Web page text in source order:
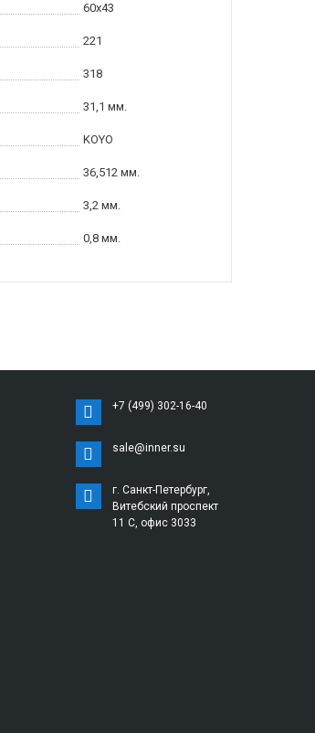
60x43
221
318
31,1 мм.
KOYO
36,512 мм.
3,2 мм.
0,8 мм.
+7 (499) 302-16-40
sale@inner.su
г. Санкт-Петербург,
Витебский проспект
11 С, офис 3033